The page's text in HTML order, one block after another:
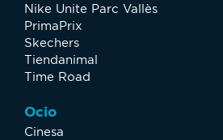
Nike Unite Parc Vallès
PrimaPrix
Skechers
Tiendanimal
Time Road
Ocio
Cinesa